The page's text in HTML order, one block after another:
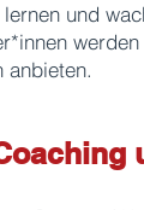
und
anbieten.